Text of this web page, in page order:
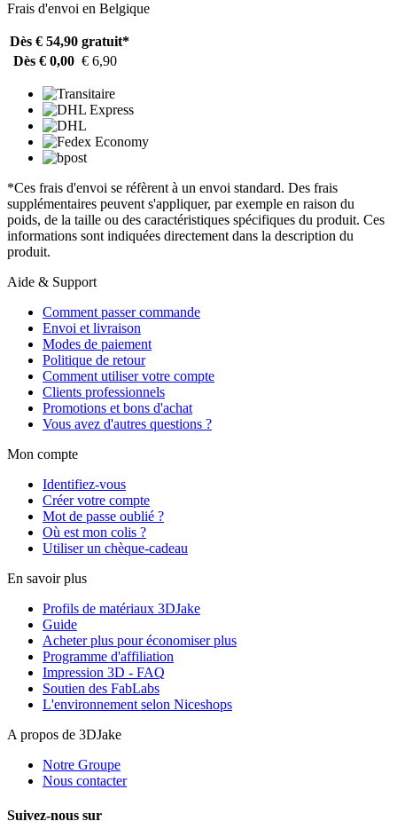
Frais d'envoi en Belgique
Dès € 54,90 gratuit*
Dès € 0,00 € 6,90
*Ces frais d'envoi se réfèrent à un envoi standard. Des frais
supplémentaires peuvent s'appliquer, par exemple en raison du
poids, de la taille ou des caractéristiques spécifiques du produit. Ces
informations sont indiquées directement dans la description du
produit.
Aide & Support
Comment passer commande
Envoi et livraison
Modes de paiement
Politique de retour
Comment utiliser votre compte
Clients professionnels
Promotions et bons d'achat
Vous avez d'autres questions ?
Mon compte
Identifiez-vous
Créer votre compte
Mot de passe oublié ?
Où est mon colis ?
Utiliser un chèque-cadeau
En savoir plus
Profils de matériaux 3DJake
Guide
Acheter plus pour économiser plus
Programme d'affiliation
Impression 3D - FAQ
Soutien des FabLabs
L'environnement selon Niceshops
A propos de 3DJake
Notre Groupe
Nous contacter
Suivez-nous sur